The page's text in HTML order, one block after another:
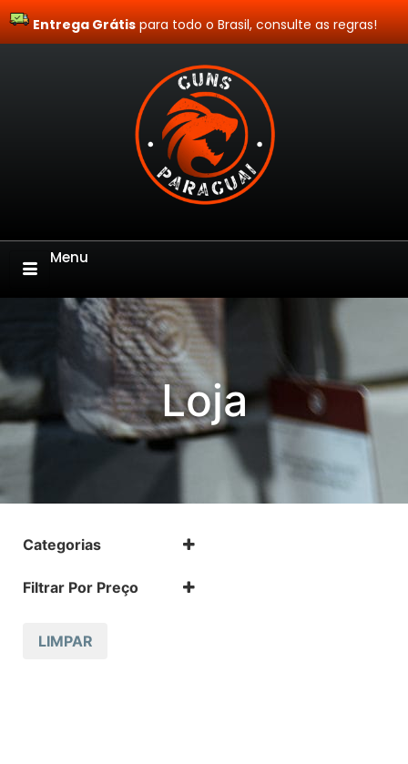
Site Blindado
Entrega Grátispara todo o Brasil, consulte as regras!
Menu
Loja
Categorias
Munições
Filtrar Por Preço
LIMPAR